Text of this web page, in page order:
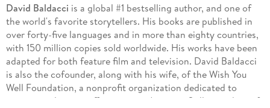
David Baldacci is a global #1 bestselling author, and one of
the world's favorite storytellers. His books are published in
over forty-five languages and in more than eighty countries,
with 150 million copies sold worldwide. His works have been
adapted for both feature film and television. David Baldacci
is also the cofounder, along with his wife, of the Wish You
Well Foundation, a nonprofit organization dedicated to
supporting literacy efforts across America. Still a resident of